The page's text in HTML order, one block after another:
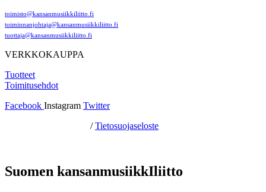
toimisto@kansanmusiikkiliitto.fi
toiminnanjohtaja@kansanmusiikkiliitto.fi
tuottaja@kansanmusiikkiliitto.fi
VERKKOKAUPPA
Tuotteet
Toimitusehdot
Facebook Instagram Twitter
/Tietosuojaseloste
Suomen kansanmusiikkIliitto